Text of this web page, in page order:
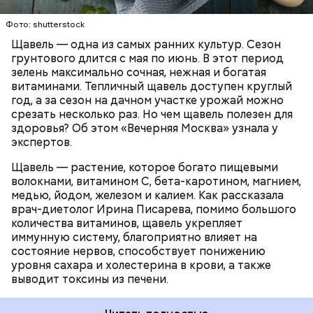
Фото: shutterstock
Щавель — одна из самых ранних культур. Сезон
грунтового длится с мая по июнь. В этот период
зелень максимально сочная, нежная и богатая
витаминами. Тепличный щавель доступен круглый
год, а за сезон на дачном участке урожай можно
срезать несколько раз. Но чем щавель полезен для
здоровья? Об этом «Вечерняя Москва» узнала у
экспертов.
Щавель — растение, которое богато пищевыми
волокнами, витамином С, бета-каротином, магнием,
медью, йодом, железом и калием. Как рассказала
врач-диетолог Ирина Писарева, помимо большого
количества витаминов, щавель укрепляет
иммунную систему, благоприятно влияет на
состояние нервов, способствует понижению
уровня сахара и холестерина в крови, а также
выводит токсины из печени.
содержит большое количество щавелевой кислоты,
которая может способствовать образованию
ЗДОРОВЬЕ ВРАЧИ
РАСТЕНИЯ
ПРОДУКТЫ
Диетолог отметила, что норма потребления
— Я советую есть не более одного зубчика чеснока
в сыром виде в день. Тем не менее некоторым
людям стоит вообще отказаться от данного
продукта. Например, тем, у кого есть проблемы с
желудочно-кишечным трактом. Эфирные масла
оказывают раздражающее действие на слизистые
оболочки кишечника и могут вызвать обострение,
— предупредила Соломатина.